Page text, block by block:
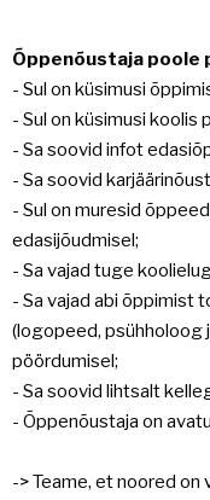
Õppenõustaja poole
- Sul on küsimusi
- Sul on küsimusi
- Sa soovid infot
- Sa soovid
- Sul on muresid
edasijõudmisel;
- Sa vajad tuge
- Sa vajad abi õppimist
(logopeed, psühholoog
pöördumisel;
- Sa soovid lihtsalt
- Õppenõustaja on
-> Teame, et noored